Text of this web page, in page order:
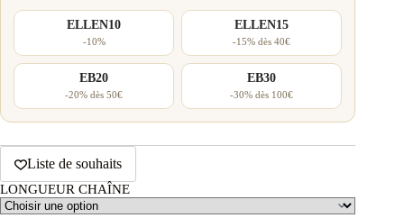
62.90 €
ELLEN10
-10%
ELLEN15
-15% dès 40€
EB20
-20% dès 50€
EB30
-30% dès 100€
Liste de souhaits
LONGUEUR CHAÎNE